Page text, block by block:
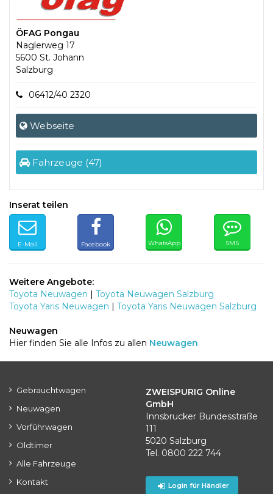
ÖFAG Pongau
Naglerweg 17
5600 St. Johann
Salzburg
06412/40 2320
Webseite
Fahrzeuge (47)
Inserat teilen
E-Mail Facebook WhatsApp SMS
Weitere Angebote:
Toyota Neuwagen | Toyota Neuwagen Salzburg
Toyota Yaris Neuwagen | Toyota Yaris Neuwagen Salzburg
Neuwagen
Hier finden Sie alle Infos zu allen Neuwagen
Gebrauchtwagen
Neuwagen
Vorführwagen
Oldtimer
Alle Fahrzeuge
Kontakt
ZWEISPURIG Online
GmbH
Innsbrucker Bundesstraße
111
5020 Salzburg
Tel. 0800 222 744
Login für Händler